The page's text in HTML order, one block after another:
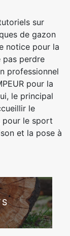
sur
de gazon
notice pour la
pas perdre
professionnel
pour la
le principal
le
pour le sport
et la pose à